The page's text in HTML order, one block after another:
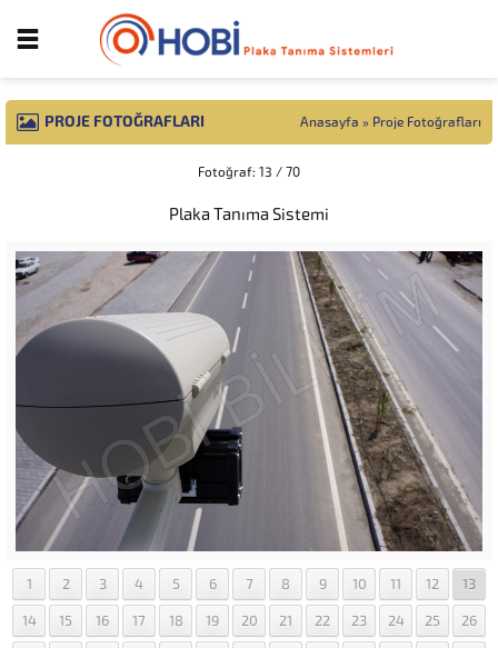
PROJE FOTOĞRAFLARI Anasayfa » Proje Fotoğrafları
Fotoğraf: 13 / 70
Plaka Tanıma Sistemi
1 2 3 4 5 6 7 8 9 10 11 12 13
14 15 16 17 18 19 20 21 22 23 24 25 26